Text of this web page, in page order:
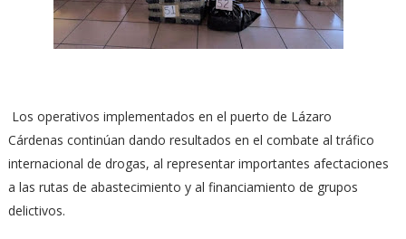
Los operativos implementados en el puerto de Lázaro
Cárdenas continúan dando resultados en el combate al tráfico
internacional de drogas, al representar importantes afectaciones
a las rutas de abastecimiento y al financiamiento de grupos
delictivos.